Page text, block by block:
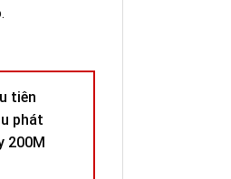
tiên
phát
200M